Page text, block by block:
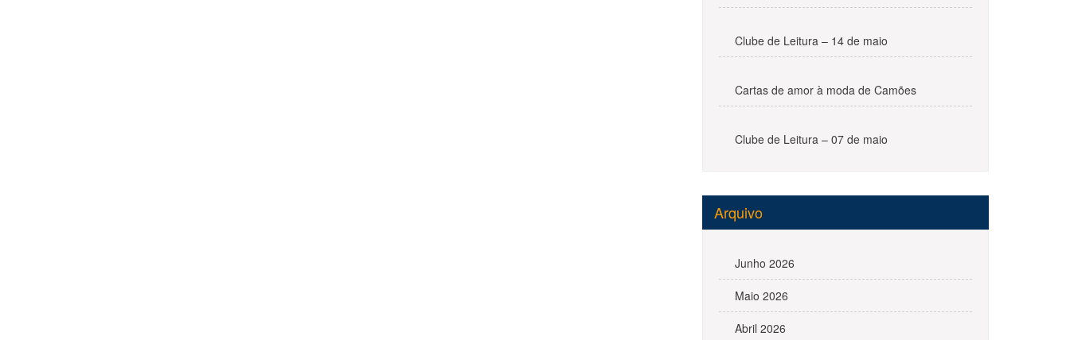
Clube de Leitura – 14 de maio
Cartas de amor à moda de Camões
Clube de Leitura – 07 de maio
Arquivo
Junho 2026
Maio 2026
Abril 2026